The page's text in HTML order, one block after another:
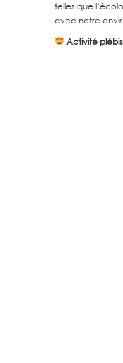
telles que
avec notre
Activité